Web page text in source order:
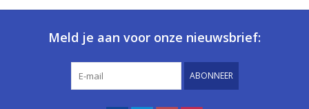
Meld je aan voor onze nieuwsbrief:
ABONNEER